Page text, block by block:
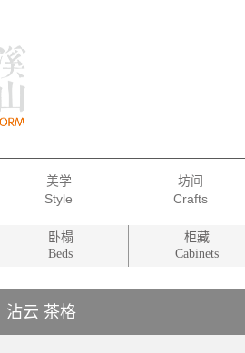
美学 坊间
卧榻
Beds
柜藏
Cabinets
沾云 茶格